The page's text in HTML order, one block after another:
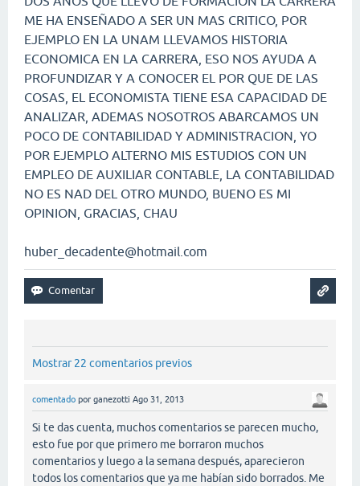
ME HA ENSEÑADO A SER UN MAS CRITICO, POR
EJEMPLO EN LA UNAM LLEVAMOS HISTORIA
ECONOMICA EN LA CARRERA, ESO NOS AYUDA A
PROFUNDIZAR Y A CONOCER EL POR QUE DE LAS
COSAS, EL ECONOMISTA TIENE ESA CAPACIDAD DE
ANALIZAR, ADEMAS NOSOTROS ABARCAMOS UN
POCO DE CONTABILIDAD Y ADMINISTRACION, YO
POR EJEMPLO ALTERNO MIS ESTUDIOS CON UN
EMPLEO DE AUXILIAR CONTABLE, LA CONTABILIDAD
NO ES NAD DEL OTRO MUNDO, BUENO ES MI
OPINION, GRACIAS, CHAU
huber_decadente@hotmail.com
Mostrar 22 comentarios previos
comentado por ganezotti Ago 31, 2013
Si te das cuenta, muchos comentarios se parecen mucho,
esto fue por que primero me borraron muchos
comentarios y luego a la semana después, aparecieron
todos los comentarios que ya me habían sido borrados. Me